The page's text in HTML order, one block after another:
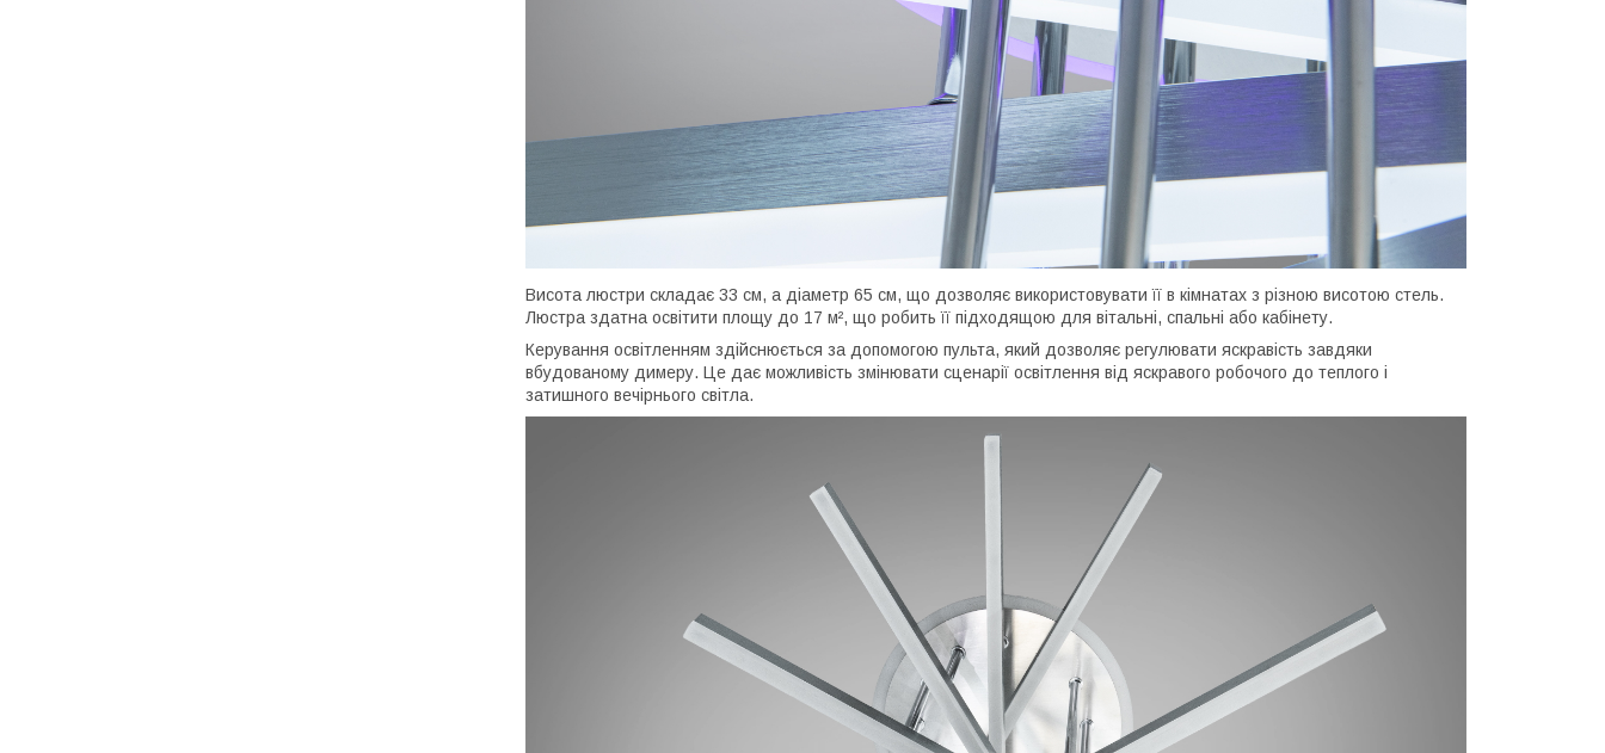
Висота люстри складає 33 см, а діаметр 65 см, що дозволяє використовувати її в кімнатах з різною висотою стель.
Люстра здатна освітити площу до 17 м², що робить її підходящою для вітальні, спальні або кабінету.
Керування освітленням здійснюється за допомогою пульта, який дозволяє регулювати яскравість завдяки
вбудованому димеру. Це дає можливість змінювати сценарії освітлення від яскравого робочого до теплого і
затишного вечірнього світла.